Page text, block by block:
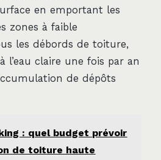
en emportant les
zones à faible
les débords de toiture,
l’eau claire une fois par an
de dépôts
: quel budget prévoir
de toiture haute